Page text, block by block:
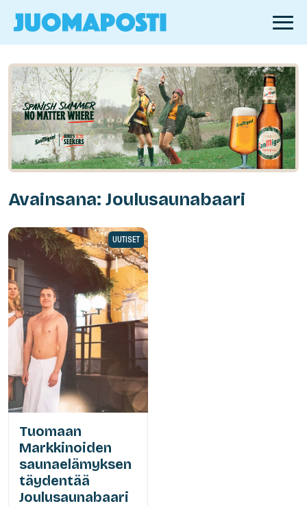
Avainsana: Joulusaunabaari
UUTISET
Tuomaan
Markkinoiden
saunaelämyksen
täydentää
Joulusaunabaari